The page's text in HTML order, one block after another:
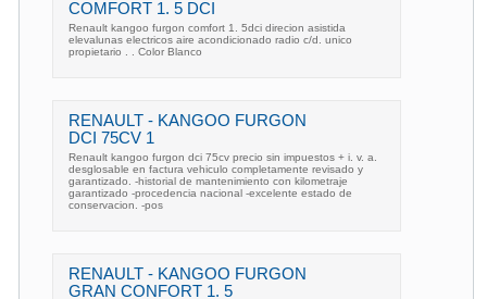
COMFORT 1. 5 DCI
Renault kangoo furgon comfort 1. 5dci direcion asistida
elevalunas electricos aire acondicionado radio c/d. unico
propietario . . Color Blanco
RENAULT - KANGOO FURGON
DCI 75CV 1
Renault kangoo furgon dci 75cv precio sin impuestos + i. v. a.
desglosable en factura vehiculo completamente revisado y
garantizado. -historial de mantenimiento con kilometraje
garantizado -procedencia nacional -excelente estado de
conservacion. -pos
RENAULT - KANGOO FURGON
GRAN CONFORT 1. 5